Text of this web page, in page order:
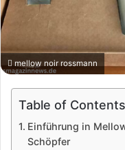
mellow noir rossmann
Table of Contents
Einführung in
Schöpfer